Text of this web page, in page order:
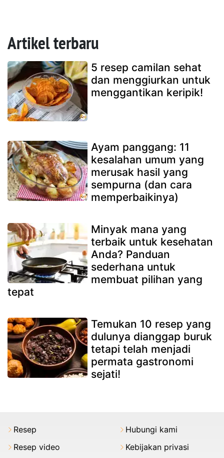
Artikel terbaru
5 resep camilan sehat
dan menggiurkan untuk
menggantikan keripik!
Ayam panggang: 11
kesalahan umum yang
merusak hasil yang
sempurna (dan cara
memperbaikinya)
Minyak mana yang
terbaik untuk kesehatan
Anda? Panduan
sederhana untuk
membuat pilihan yang
tepat
Temukan 10 resep yang
dulunya dianggap buruk
tetapi telah menjadi
permata gastronomi
sejati!
Resep
Resep video
Hubungi kami
Kebijakan privasi